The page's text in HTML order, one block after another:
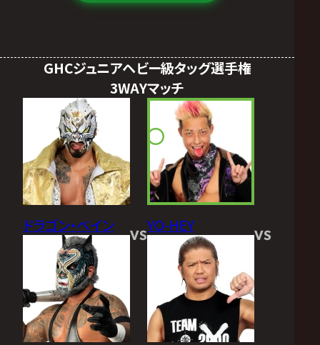
GHCジュニアヘビー級タッグ選手権
3WAYマッチ
ドラゴン・ベイン VSYO-HEY VS